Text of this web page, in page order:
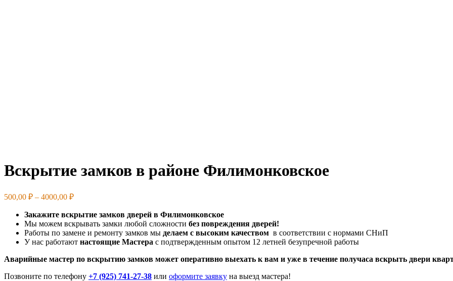
Вскрытие замков в районе Филимонковское
500,00 ₽ – 4000,00 ₽Диапазон
500,00 ₽
–
4000,00 ₽
Закажите вскрытие замков дверей в Филимонковское
Мы можем вскрывать замки любой сложности без повреждения дверей!
Работы по замене и ремонту замков мы делаем с высоким качеством в соответствии с нормами СНиП
У нас работают настоящие Мастера с подтвержденным опытом 12 летней безупречной работы
Аварийные мастер по вскрытию замков может оперативно выехать к вам и уже в течение получаса вскрыть двери
Позвоните по телефону +7 (925) 741-27-38 или оформите заявку на выезд мастера!